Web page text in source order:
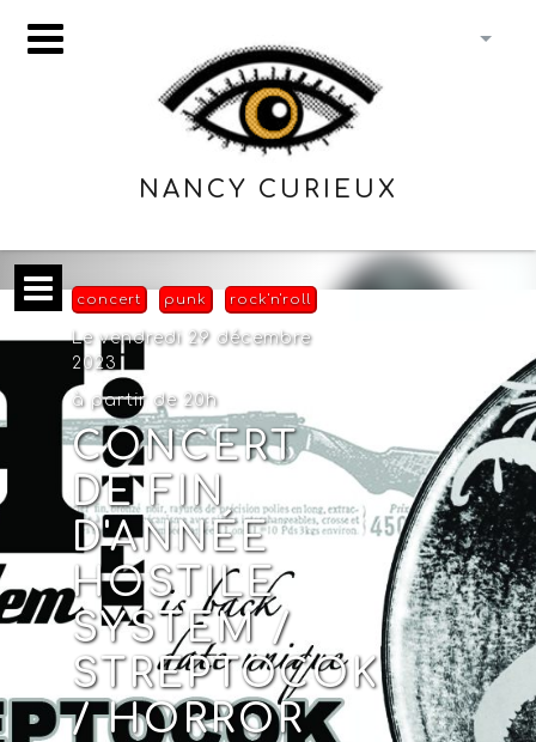
NANCY CURIEUX
concert punk rock'n'roll
Le vendredi 29 décembre
2023
à partir de 20h
CONCERT
DE FIN
D'ANNÉE
HOSTILE
SYSTEM /
STREPTOCOK
/ HORROR